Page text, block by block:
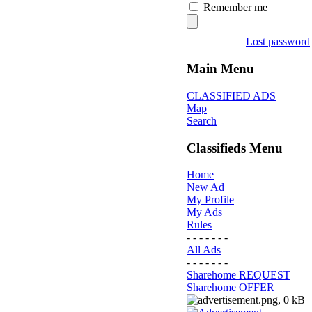
Remember me
Lost password
Main Menu
CLASSIFIED ADS
Map
Search
Classifieds Menu
Home
New Ad
My Profile
My Ads
Rules
- - - - - - -
All Ads
- - - - - - -
Sharehome REQUEST
Sharehome OFFER